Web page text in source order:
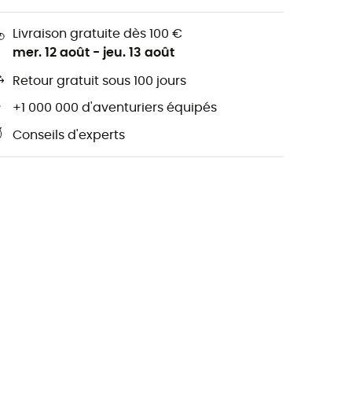
Livraison gratuite dès 100 €
mer. 12 août - jeu. 13 août
Retour gratuit sous 100 jours
+1 000 000 d'aventuriers équipés
Conseils d'experts